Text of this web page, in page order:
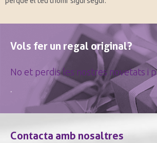
Vols fer un regal original?
No et perdis les nostres novetats i
Contacta amb nosaltres